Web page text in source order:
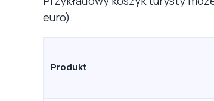
euro):
Produkt